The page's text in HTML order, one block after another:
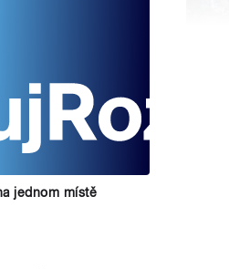
jednom místě